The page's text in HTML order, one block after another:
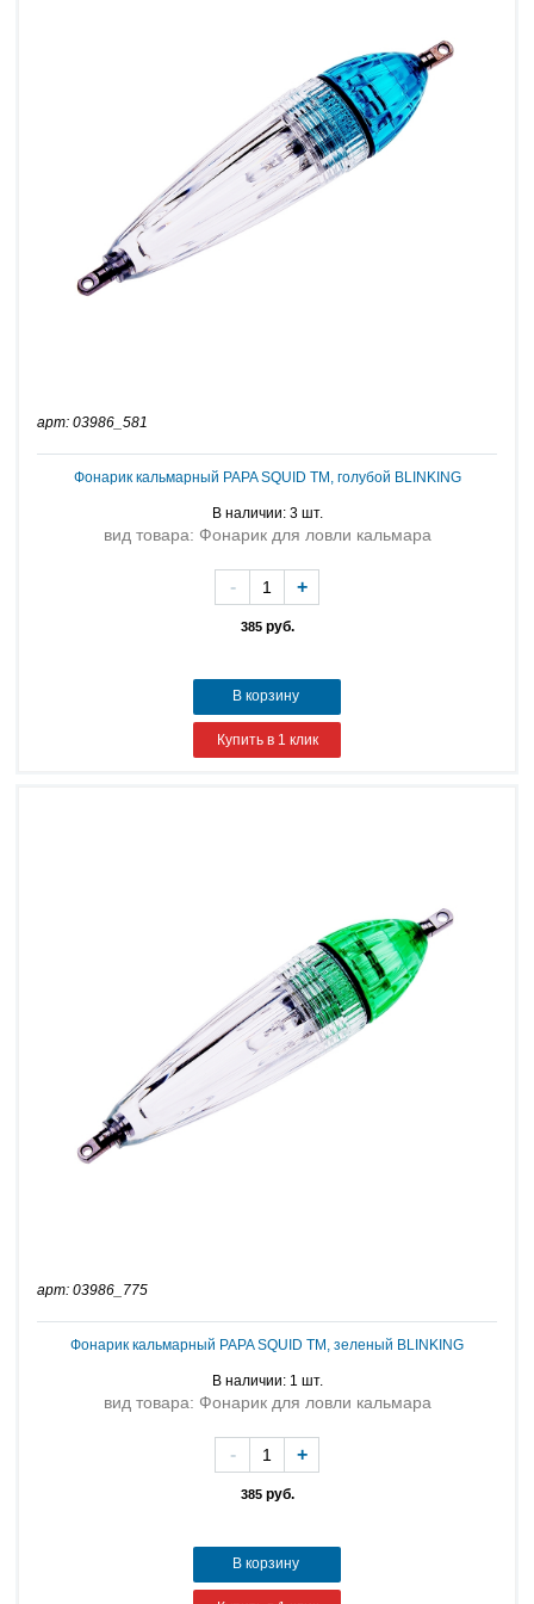
арт: 03986_581
Фонарик кальмарный PAPA SQUID TM, голубой BLINKING
В наличии: 3 шт.
вид товара: Фонарик для ловли кальмара
385руб.
- +
В корзину
Купить в 1 клик
арт: 03986_775
Фонарик кальмарный PAPA SQUID TM, зеленый BLINKING
В наличии: 1 шт.
вид товара: Фонарик для ловли кальмара
385руб.
- +
В корзину